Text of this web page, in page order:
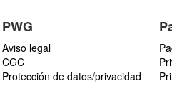
PWG
Aviso legal
CGC
Protección de datos/privacidad